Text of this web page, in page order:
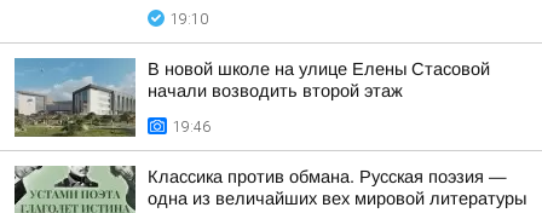
19:10
В новой школе на улице Елены Стасовой
начали возводить второй этаж
19:46
Классика против обмана. Русская поэзия —
одна из величайших вех мировой литературы